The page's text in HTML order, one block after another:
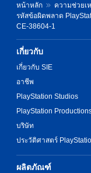
หน้าหลัก
ความช่วยเ
รหัสข้อผิดพลาด
CE-38604-1
เกี่ยวกับ
เกี่ยวกับ SIE
อาชีพ
PlayStation Studios
PlayStation
บริษัท
ประวัติศาสตร์
ผลิตภัณฑ์